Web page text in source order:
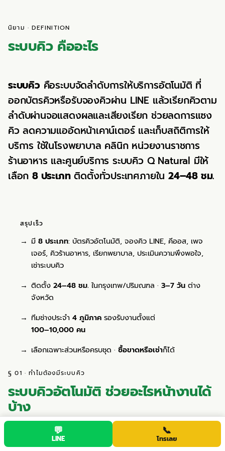
นิยาม · DEFINITION
ระบบคิว คืออะไร
ระบบคิวคือระบบจัดลำดับการให้บริการอัตโนมัติ ที่
ออกบัตรคิวหรือรับจองคิวผ่าน LINE แล้วเรียกคิวตาม
ลำดับผ่านจอแสดงผลและเสียงเรียก ช่วยลดการแซง
คิว ลดความแออัดหน้าเคาน์เตอร์ และเก็บสถิติการให้
บริการ ใช้ในโรงพยาบาล คลินิก หน่วยงานราชการ
ร้านอาหาร และศูนย์บริการ ระบบคิว Q Natural มีให้
เลือก8 ประเภทติดตั้งทั่วประเทศภายใน 24–48 ชม.
สรุปเร็ว
มี 8 ประเภท: บัตรคิวอัตโนมัติ, จองคิว LINE, คีออส, เพจ
เจอร์, คิวร้านอาหาร, เรียกพยาบาล, ประเมินความพึงพอใจ,
เช่าระบบคิว
ติดตั้ง 24–48 ชม. ในกรุงเทพ/ปริมณฑล · 3–7 วันต่าง
จังหวัด
ทีมช่างประจำ 4 ภูมิภาครองรับงานตั้งแต่
100–10,000 คน
เลือกเฉพาะส่วนหรือครบชุด · ซื้อขาดหรือเช่าก็ได้
§ 01 · ทำไมต้องมีระบบคิว
ระบบคิวอัตโนมัติ ช่วยอะไรหน้างานได้
บ้าง
ปัญหาหน้าเคาน์เตอร์ส่วนใหญ่ไม่ได้มาจากคนน้อย แต่มาจาก
ลำดับที่ไม่ชัดและการสื่อสารที่ต้องพึ่งคน — ระบบคิวแก้ตรง
💬
LINE
📞
โทรเลย